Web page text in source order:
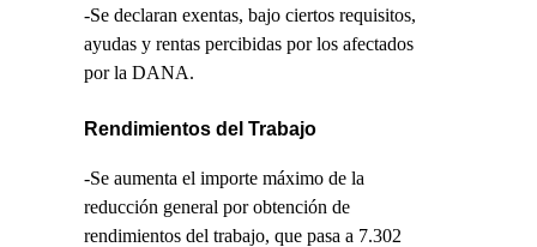
-Se declaran exentas, bajo ciertos requisitos,
ayudas y rentas percibidas por los afectados
por la DANA.
Rendimientos del Trabajo
-Se aumenta el importe máximo de la
reducción general por obtención de
rendimientos del trabajo, que pasa a 7.302